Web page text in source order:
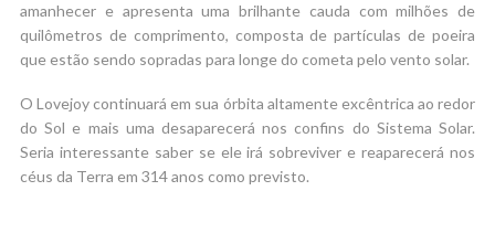
amanhecer e apresenta uma brilhante cauda com milhões de
quilômetros de comprimento, composta de partículas de poeira
que estão sendo sopradas para longe do cometa pelo vento solar.
O Lovejoy continuará em sua órbita altamente excêntrica ao redor
do Sol e mais uma desaparecerá nos confins do Sistema Solar.
Seria interessante saber se ele irá sobreviver e reaparecerá nos
céus da Terra em 314 anos como previsto.